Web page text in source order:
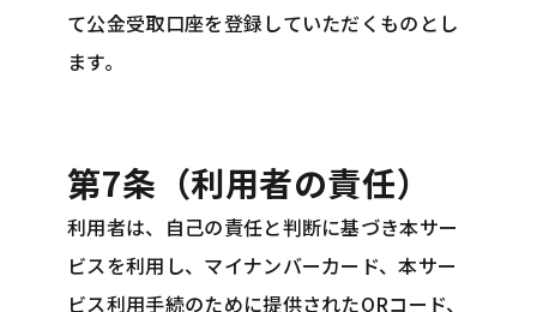
て公金受取口座を登録していただくものとし
ます。
第7条（利用者の責任）
利用者は、自己の責任と判断に基づき本サー
ビスを利用し、マイナンバーカード、本サー
ビス利用手続のために提供されたQRコード、